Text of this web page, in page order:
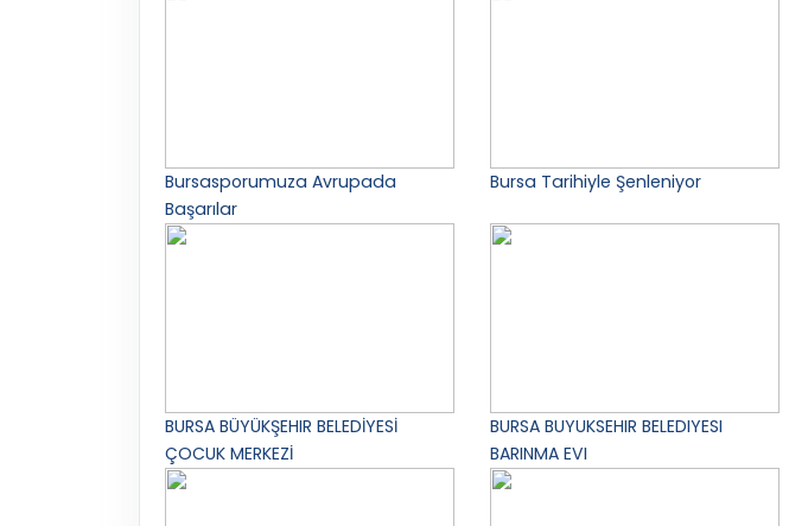
Bursasporumuza Avrupada
Başarılar
Bursa Tarihiyle Şenleniyor
BURSA BÜYÜKŞEHIR BELEDİYESİ
ÇOCUK MERKEZİ
BURSA BUYUKSEHIR BELEDIYESI
BARINMA EVI